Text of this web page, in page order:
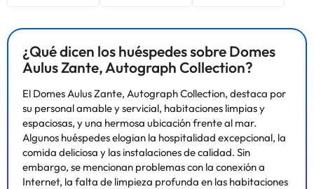
¿Qué dicen los huéspedes sobre Domes
Aulus Zante, Autograph Collection?
El Domes Aulus Zante, Autograph Collection, destaca por
su personal amable y servicial, habitaciones limpias y
espaciosas, y una hermosa ubicación frente al mar.
Algunos huéspedes elogian la hospitalidad excepcional, la
comida deliciosa y las instalaciones de calidad. Sin
embargo, se mencionan problemas con la conexión a
Internet, la falta de limpieza profunda en las habitaciones